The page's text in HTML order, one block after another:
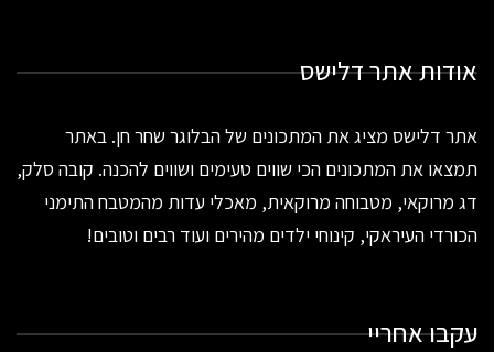
אודות אתר דלישס
אתר דלישס מציג את המתכונים של הבלוגר שחר חן. באתר
תמצאו את המתכונים הכי שווים טעימים ושווים להכנה. קובה סלק,
דג מרוקאי, מטבוחה מרוקאית, מאכלי עדות מהמטבח התימני
הכורדי העיראקי, קינוחי ילדים מהירים ועוד רבים וטובים!
עקבו אחריי